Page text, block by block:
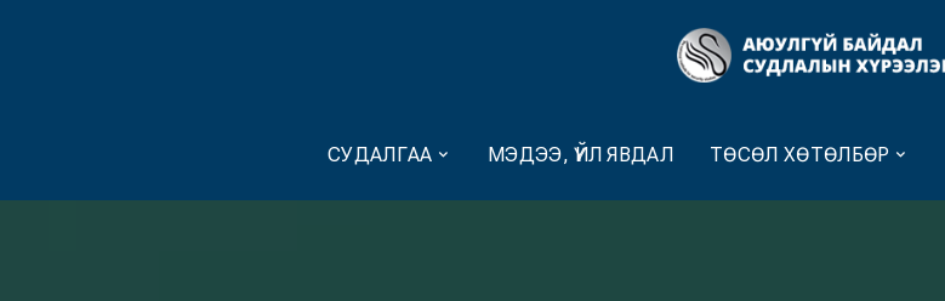
СУДАЛГАА МЭДЭЭ, ҮЙЛ ЯВДАЛ ТӨСӨЛ ХӨТӨЛБӨР